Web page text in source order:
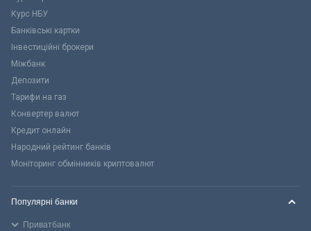
Курс НБУ
Банківські картки
Інвестиційні брокери
Міжбанк
Депозити
Тарифи на газ
Конвертер валют
Кредит онлайн
Народний рейтинг банків
Моніторинг обмінників криптовалют
Популярні банки
Приватбанк